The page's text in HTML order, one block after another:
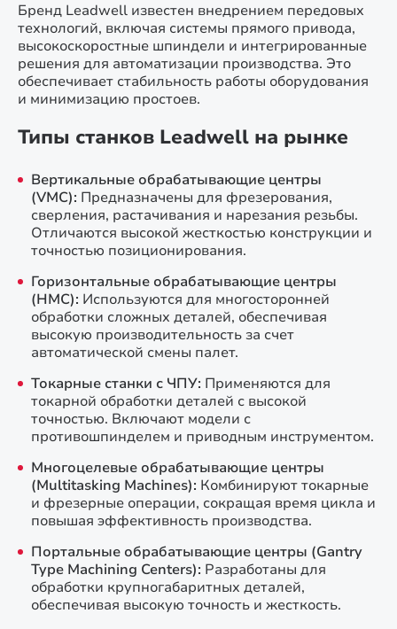
Бренд Leadwell известен внедрением передовых
технологий, включая системы прямого привода,
высокоскоростные шпиндели и интегрированные
решения для автоматизации производства. Это
обеспечивает стабильность работы оборудования
и минимизацию простоев.
Типы станков Leadwell на рынке
Вертикальные обрабатывающие центры
(VMC): Предназначены для фрезерования,
сверления, растачивания и нарезания резьбы.
Отличаются высокой жесткостью конструкции и
точностью позиционирования.
Горизонтальные обрабатывающие центры
(HMC): Используются для многосторонней
обработки сложных деталей, обеспечивая
высокую производительность за счет
автоматической смены палет.
Токарные станки с ЧПУ: Применяются для
токарной обработки деталей с высокой
точностью. Включают модели с
противошпинделем и приводным инструментом.
Многоцелевые обрабатывающие центры
(Multitasking Machines): Комбинируют токарные
и фрезерные операции, сокращая время цикла и
повышая эффективность производства.
Портальные обрабатывающие центры (Gantry
Type Machining Centers): Разработаны для
обработки крупногабаритных деталей,
обеспечивая высокую точность и жесткость.